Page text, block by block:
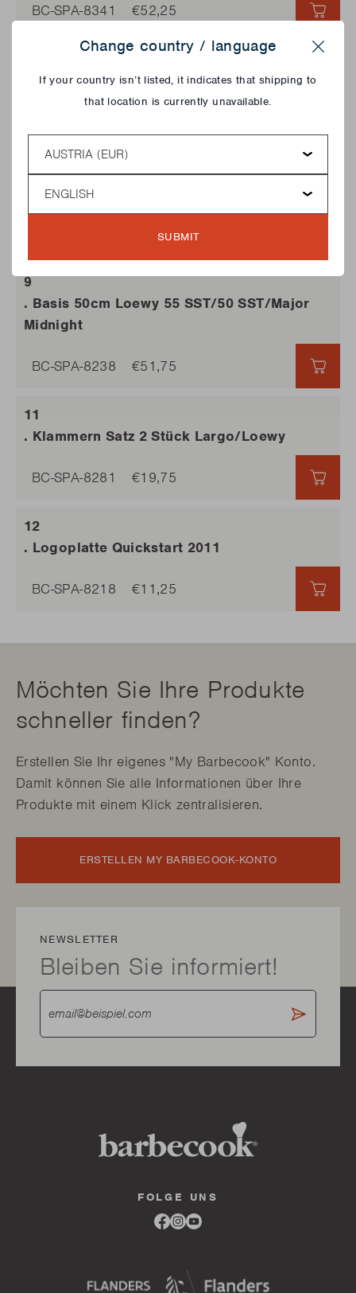
. Rote Nase
. Logoplatte Quickstart 2011
BC-SPA-8218 €11,25
. Quickstop 16,5cm Edelstahl
€50,25
. Basis 50cm Loewy 55 SST/50 SST/Major
Midnight
BC-SPA-8238 €51,75
. Klammern Satz 2 Stück Largo/Loewy
BC-SPA-8281 €19,75
BC-SPA-8341 €52,25
Möchten Sie Ihre Produkte
schneller finden?
Erstellen Sie Ihr eigenes "My Barbecook" Konto.
Damit können Sie alle Informationen über Ihre
Produkte mit einem Klick zentralisieren.
ERSTELLEN MY BARBECOOK-KONTO
NEWSLETTER
Bleiben Sie informiert!
FOLGE UNS
Link
to
Link
to
Link
Change country / language
If your country isn’t listed, it indicates that shipping to
that location is currently unavailable.
Country
Language
SUBMIT